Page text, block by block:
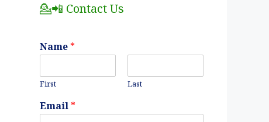
💁📲 Contact Us
Name *
First Last
Email *